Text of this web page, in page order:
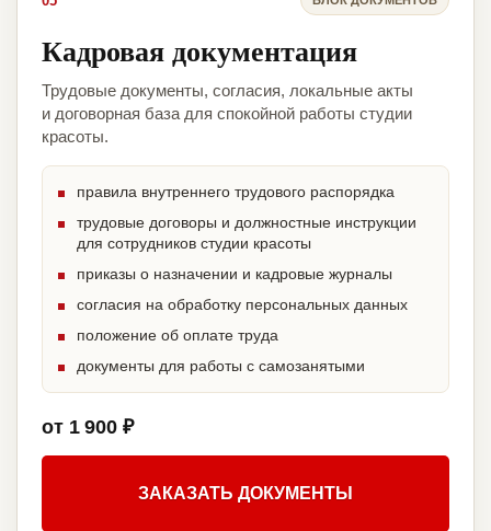
Кадровая документация
Трудовые документы, согласия, локальные акты
и договорная база для спокойной работы студии
красоты.
правила внутреннего трудового распорядка
трудовые договоры и должностные инструкции
для сотрудников студии красоты
приказы о назначении и кадровые журналы
согласия на обработку персональных данных
положение об оплате труда
документы для работы с самозанятыми
от 1 900 ₽
ЗАКАЗАТЬ ДОКУМЕНТЫ